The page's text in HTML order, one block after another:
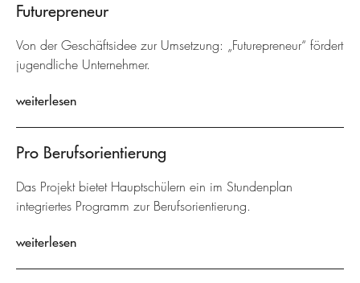
Futurepreneur
Von der Geschäftsidee zur Umsetzung: „Futurepreneur“ fördert
jugendliche Unternehmer.
weiterlesen
Pro Berufsorientierung
Das Projekt bietet Hauptschülern ein im Stundenplan
integriertes Programm zur Berufsorientierung.
weiterlesen